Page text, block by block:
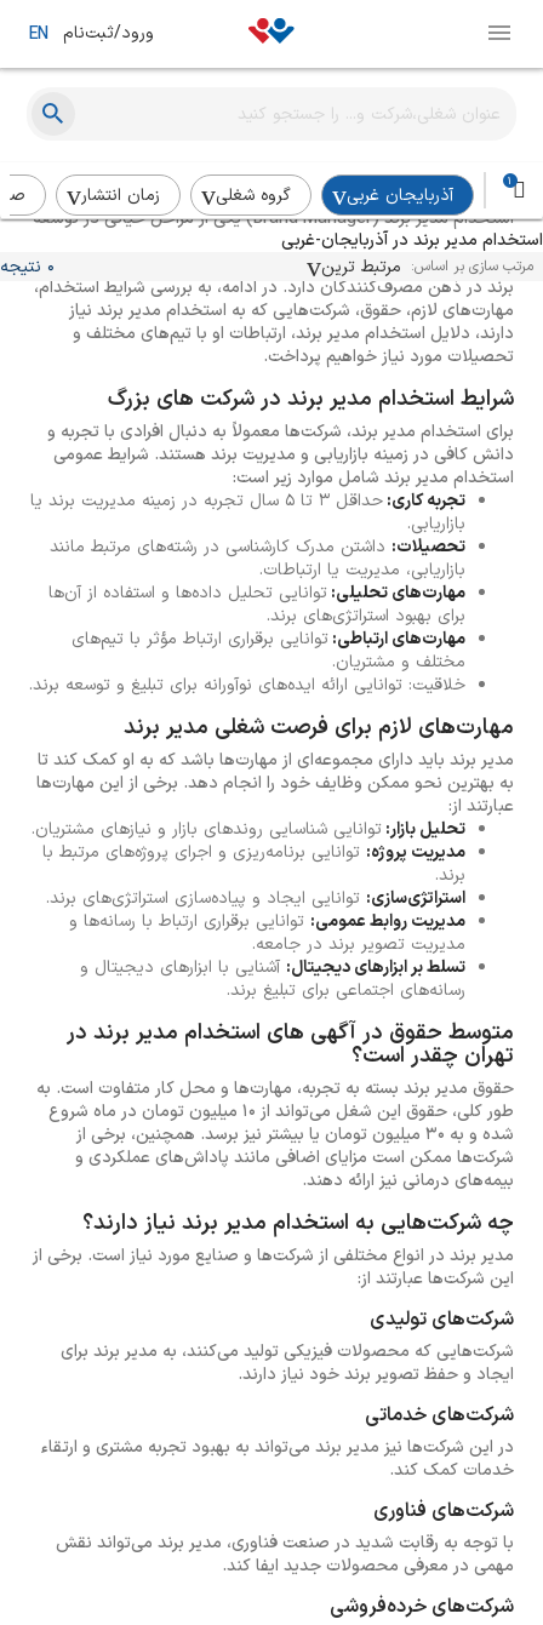
ورود/ثبت‌نام EN
1
آذربایجان غربی گروه شغلی زمان انتشار
استخدام مدیر برند در آذربایجان-غربی
مرتب سازی بر اساس: مرتبط ترین 0 نتیجه
راهنمای استخدام مدیر برند
استخدام مدیر برند (Brand Manager) یکی از مراحل حیاتی در توسعه
و پیشرفت هر کسب و کار است. مدیر برند به عنوان یک پل ارتباطی بین
محصولات و مشتریان عمل می‌کند و نقش کلیدی در شکل‌گیری تصویر
برند در ذهن مصرف‌کنندگان دارد. در ادامه، به بررسی شرایط استخدام،
مهارت‌های لازم، حقوق، شرکت‌هایی که به استخدام مدیر برند نیاز
دارند، دلایل استخدام مدیر برند، ارتباطات او با تیم‌های مختلف و
تحصیلات مورد نیاز خواهیم پرداخت.
شرایط استخدام مدیر برند در شرکت های بزرگ
برای استخدام مدیر برند، شرکت‌ها معمولاً به دنبال افرادی با تجربه و
دانش کافی در زمینه بازاریابی و مدیریت برند هستند. شرایط عمومی
استخدام مدیر برند شامل موارد زیر است:
تجربه کاری:
حداقل ۳ تا ۵ سال تجربه در زمینه مدیریت برند یا
بازاریابی.
تحصیلات: داشتن مدرک کارشناسی در رشته‌های مرتبط مانند
بازاریابی، مدیریت یا ارتباطات.
مهارت‌های تحلیلی:توانایی تحلیل داده‌ها و استفاده از آن‌ها
برای بهبود استراتژی‌های برند.
مهارت‌های ارتباطی:توانایی برقراری ارتباط مؤثر با تیم‌های
مختلف و مشتریان.
خلاقیت: توانایی ارائه ایده‌های نوآورانه برای تبلیغ و توسعه برند.
مهارت‌های لازم برای فرصت شغلی مدیر برند
مدیر برند باید دارای مجموعه‌ای از مهارت‌ها باشد که به او کمک کند تا
به بهترین نحو ممکن وظایف خود را انجام دهد. برخی از این مهارت‌ها
عبارتند از:
تحلیل بازار:توانایی شناسایی روندهای بازار و نیازهای مشتریان.
مدیریت پروژه: توانایی برنامه‌ریزی و اجرای پروژه‌های مرتبط با
برند.
استراتژی‌سازی: توانایی ایجاد و پیاده‌سازی استراتژی‌های برند.
مدیریت روابط عمومی: توانایی برقراری ارتباط با رسانه‌ها و
مدیریت تصویر برند در جامعه.
تسلط بر ابزارهای دیجیتال: آشنایی با ابزارهای دیجیتال و
رسانه‌های اجتماعی برای تبلیغ برند.
متوسط حقوق در آگهی های استخدام مدیر برند در
تهران چقدر است؟
حقوق مدیر برند بسته به تجربه، مهارت‌ها و محل کار متفاوت است. به
طور کلی، حقوق این شغل می‌تواند از ۱۰ میلیون تومان در ماه شروع
شده و به ۳۰ میلیون تومان یا بیشتر نیز برسد. همچنین، برخی از
شرکت‌ها ممکن است مزایای اضافی مانند پاداش‌های عملکردی و
بیمه‌های درمانی نیز ارائه دهند.
چه شرکت‌هایی به استخدام مدیر برند نیاز دارند؟
مدیر برند در انواع مختلفی از شرکت‌ها و صنایع مورد نیاز است. برخی از
این شرکت‌ها عبارتند از:
شرکت‌های تولیدی
شرکت‌هایی که محصولات فیزیکی تولید می‌کنند، به مدیر برند برای
ایجاد و حفظ تصویر برند خود نیاز دارند.
شرکت‌های خدماتی
در این شرکت‌ها نیز مدیر برند می‌تواند به بهبود تجربه مشتری و ارتقاء
خدمات کمک کند.
شرکت‌های فناوری
با توجه به رقابت شدید در صنعت فناوری، مدیر برند می‌تواند نقش
مهمی در معرفی محصولات جدید ایفا کند.
شرکت‌های خرده‌فروشی